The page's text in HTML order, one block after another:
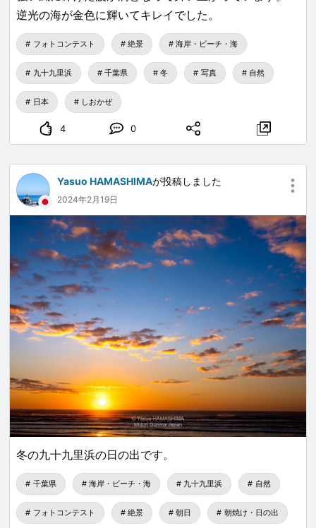
逆光の海が金色に輝いてキレイでした。
フォトコンテスト 絶景 海岸・ビーチ・海
九十九里浜 千葉県 冬 写真 自然
日本 しおかぜ
4 0
Yasuo HAMASHIMAが投稿しました
2024年2月19日
冬の九十九里浜の日の出です。
千葉県 海岸・ビーチ・海 九十九里浜 自然
フォトコンテスト 絶景 朝日 朝焼け・日の出